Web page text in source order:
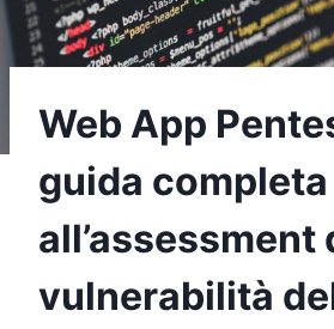
Web App
guida completa
all’assessment
vulnerabilità